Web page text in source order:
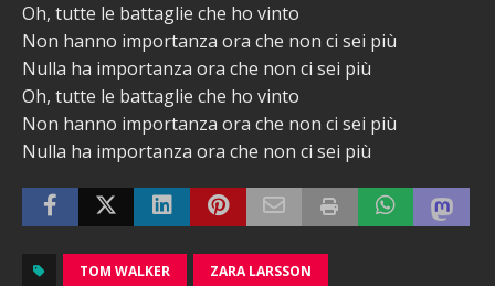
Oh, tutte le battaglie che ho vinto
Non hanno importanza ora che non ci sei più
Nulla ha importanza ora che non ci sei più
Oh, tutte le battaglie che ho vinto
Non hanno importanza ora che non ci sei più
Nulla ha importanza ora che non ci sei più
TOM WALKER ZARA LARSSON